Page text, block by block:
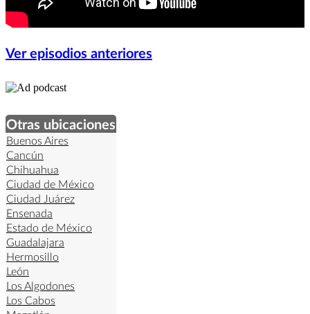
Ver episodios anteriores
Otras ubicaciones
Buenos Aires
Cancún
Chihuahua
Ciudad de México
Ciudad Juárez
Ensenada
Estado de México
Guadalajara
Hermosillo
León
Los Algodones
Los Cabos